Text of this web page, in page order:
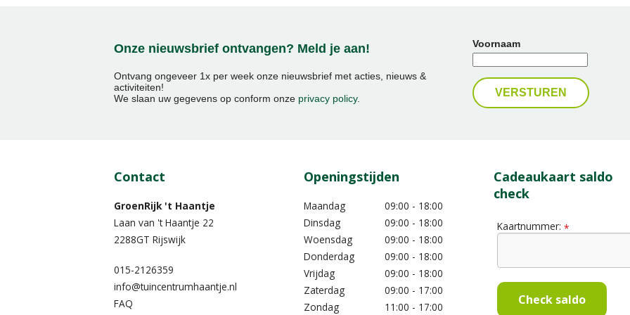
Onze nieuwsbrief ontvangen? Meld je aan!
Ontvang ongeveer 1x per week onze nieuwsbrief met acties, nieuws &
activiteiten!
We slaan uw gegevens op conform onze privacy policy.
Voornaam
Contact
GroenRijk 't Haantje
Laan van 't Haantje 22
2288GT Rijswijk
015-2126359
info@tuincentrumhaantje.nl
FAQ
Openingstijden
Maandag
09:00 - 18:00
Dinsdag
09:00 - 18:00
Woensdag
09:00 - 18:00
Donderdag
09:00 - 18:00
Vrijdag
09:00 - 18:00
Zaterdag
09:00 - 17:00
Zondag
11:00 - 17:00
Cadeaukaart saldo
check
Kaartnummer: *
Check saldo